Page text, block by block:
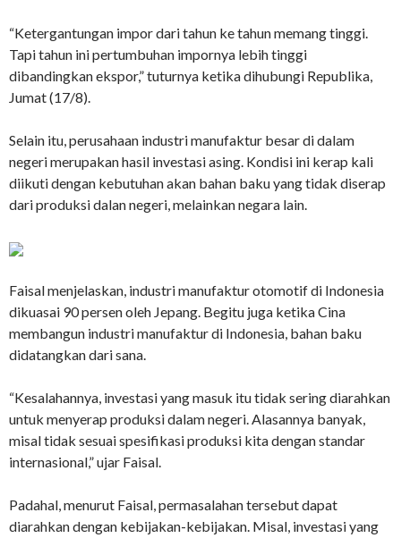
“Ketergantungan impor dari tahun ke tahun memang tinggi.
Tapi tahun ini pertumbuhan impornya lebih tinggi
dibandingkan ekspor,” tuturnya ketika dihubungi Republika,
Jumat (17/8).
Selain itu, perusahaan industri manufaktur besar di dalam
negeri merupakan hasil investasi asing. Kondisi ini kerap kali
diikuti dengan kebutuhan akan bahan baku yang tidak diserap
dari produksi dalan negeri, melainkan negara lain.
Faisal menjelaskan, industri manufaktur otomotif di Indonesia
dikuasai 90 persen oleh Jepang. Begitu juga ketika Cina
membangun industri manufaktur di Indonesia, bahan baku
didatangkan dari sana.
“Kesalahannya, investasi yang masuk itu tidak sering diarahkan
untuk menyerap produksi dalam negeri. Alasannya banyak,
misal tidak sesuai spesifikasi produksi kita dengan standar
internasional,” ujar Faisal.
Padahal, menurut Faisal, permasalahan tersebut dapat
diarahkan dengan kebijakan-kebijakan. Misal, investasi yang